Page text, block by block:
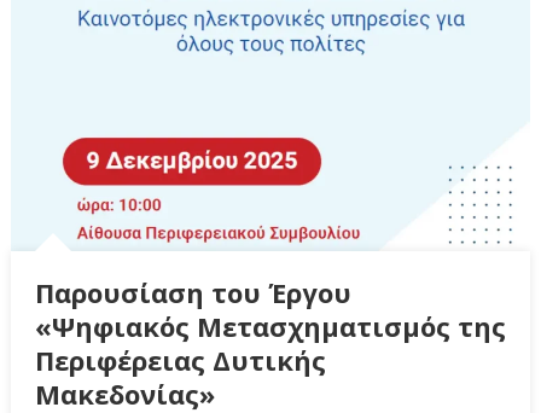
Παρουσίαση του Έργου
«Ψηφιακός Μετασχηματισμός της
Περιφέρειας Δυτικής
Μακεδονίας»